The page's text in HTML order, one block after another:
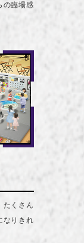
の臨場感
たくさん
なりきれ